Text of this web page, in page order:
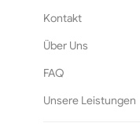
Kontakt
Über Uns
FAQ
Unsere Leistungen